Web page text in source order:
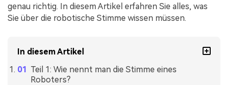
genau richtig. In diesem Artikel erfahren Sie alles, was
Sie über die robotische Stimme wissen müssen.
In diesem Artikel
Teil 1: Wie nennt man die Stimme eines
Roboters?